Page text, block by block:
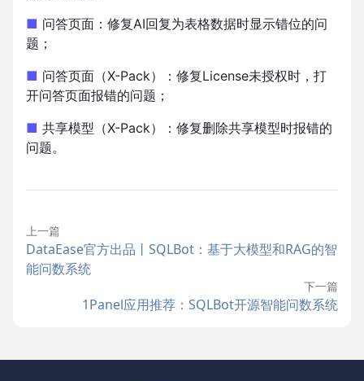
■ 问答页面：修复AI回复为表格数据时显示错位的问
题；
■ 问答页面（X-Pack）：修复License未授权时，打
开问答页面报错的问题；
■ 共享模型（X-Pack）：修复删除共享模型时报错的
问题。
上一篇
DataEase官方出品丨SQLBot：基于大模型和RAG的智
能问数系统
下一篇
1Panel应用推荐：SQLBot开源智能问数系统